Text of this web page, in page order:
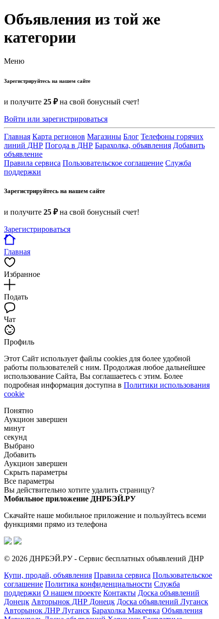
Объявления из той же
категории
Меню
Зарегистрируйтесь на нашем сайте
и получите 25 ₽на свой бонусный счет!
Войти или зарегистрироваться
Главная Карта регионов Магазины Блог Телефоны горячих
линий ДНР Погода в ДНР Барахолка, объявления Добавить
объявление
Правила сервиса Пользовательское соглашение Служба
поддержки
Зарегистрируйтесь на нашем сайте
и получите 25 ₽на свой бонусный счет!
Зарегистрироваться
Главная
Избранное
Подать
Чат
Профиль
Этот Сайт использует файлы cookies для более удобной
работы пользователей с ним. Продолжая любое дальнейшее
использование Сайта, Вы соглашаетесь с этим. Более
подробная информация доступна в Политики использования
cookie
Понятно
Аукцион завершен
минут
секунд
Выбрано
Добавить
Аукцион завершен
Скрыть параметры
Все параметры
Вы действительно хотите удалить страницу?
Мобильное приложение ДНРБЭЙ.РУ
Скачайте наше мобильное приложение и пользуйтесь всеми
функциями прямо из телефона
© 2026 ДНРБЭЙ.РУ - Сервис бесплатных объявлений ДНР
Купи, продай, объявления Правила сервиса Пользовательское
соглашение Политика конфиденциальности Служба
поддержки О нашем проекте Контакты Доска объявлений
Донецк Авторынок ДНР Донецк Доска объявлений Луганск
Авторынок ЛНР Луганск Барахолка Макеевка Объявления